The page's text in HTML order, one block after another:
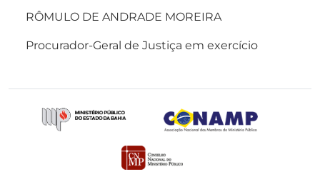
RÔMULO DE ANDRADE MOREIRA
Procurador-Geral de Justiça em exercício